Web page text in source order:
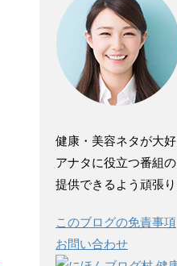
健康・美容ネタが大
アナタに役立つ番組
提供できるよう頑張
このブログの免責事項
お問い合わせ